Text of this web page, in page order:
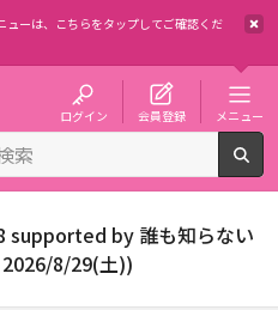
ーは、
こちらをタップしてご確認くだ
ログイン 会員登録 メニュー
supported by 誰も知らない
8/29(土))